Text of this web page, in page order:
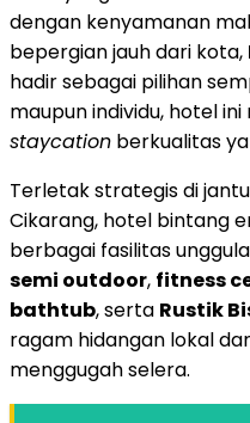
dengan kenyamanan
bepergian jauh dari kota,
hadir sebagai pilihan
maupun individu, hotel
staycation berkualitas
Terletak strategis di
Cikarang, hotel bintang
berbagai fasilitas
semi outdoor, fitness
bathtub, serta Rustik
ragam hidangan lokal
menggugah selera.